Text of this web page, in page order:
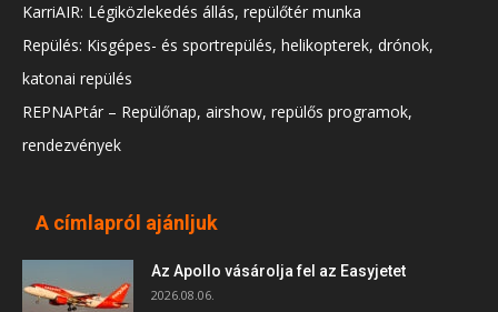
KarriAIR: Légiközlekedés állás, repülőtér munka
Repülés: Kisgépes- és sportrepülés, helikopterek, drónok,
katonai repülés
REPNAPtár – Repülőnap, airshow, repülős programok,
rendezvények
A címlapról ajánljuk
Az Apollo vásárolja fel az Easyjetet
2026.08.06.